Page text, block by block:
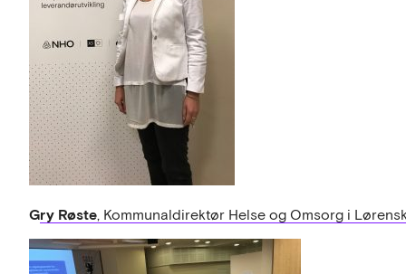
Gry Røste, Kommunaldirektør Helse og Omsorg i